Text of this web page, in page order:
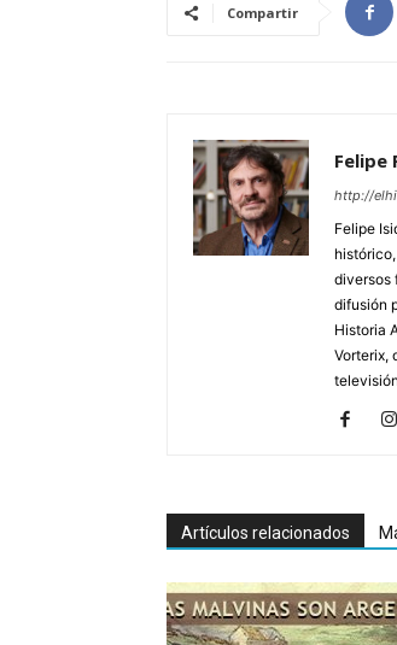
Compartir
Felipe
http://
Felipe
diversos
difusión
Historia
Vorterix,
Artículos relacionados